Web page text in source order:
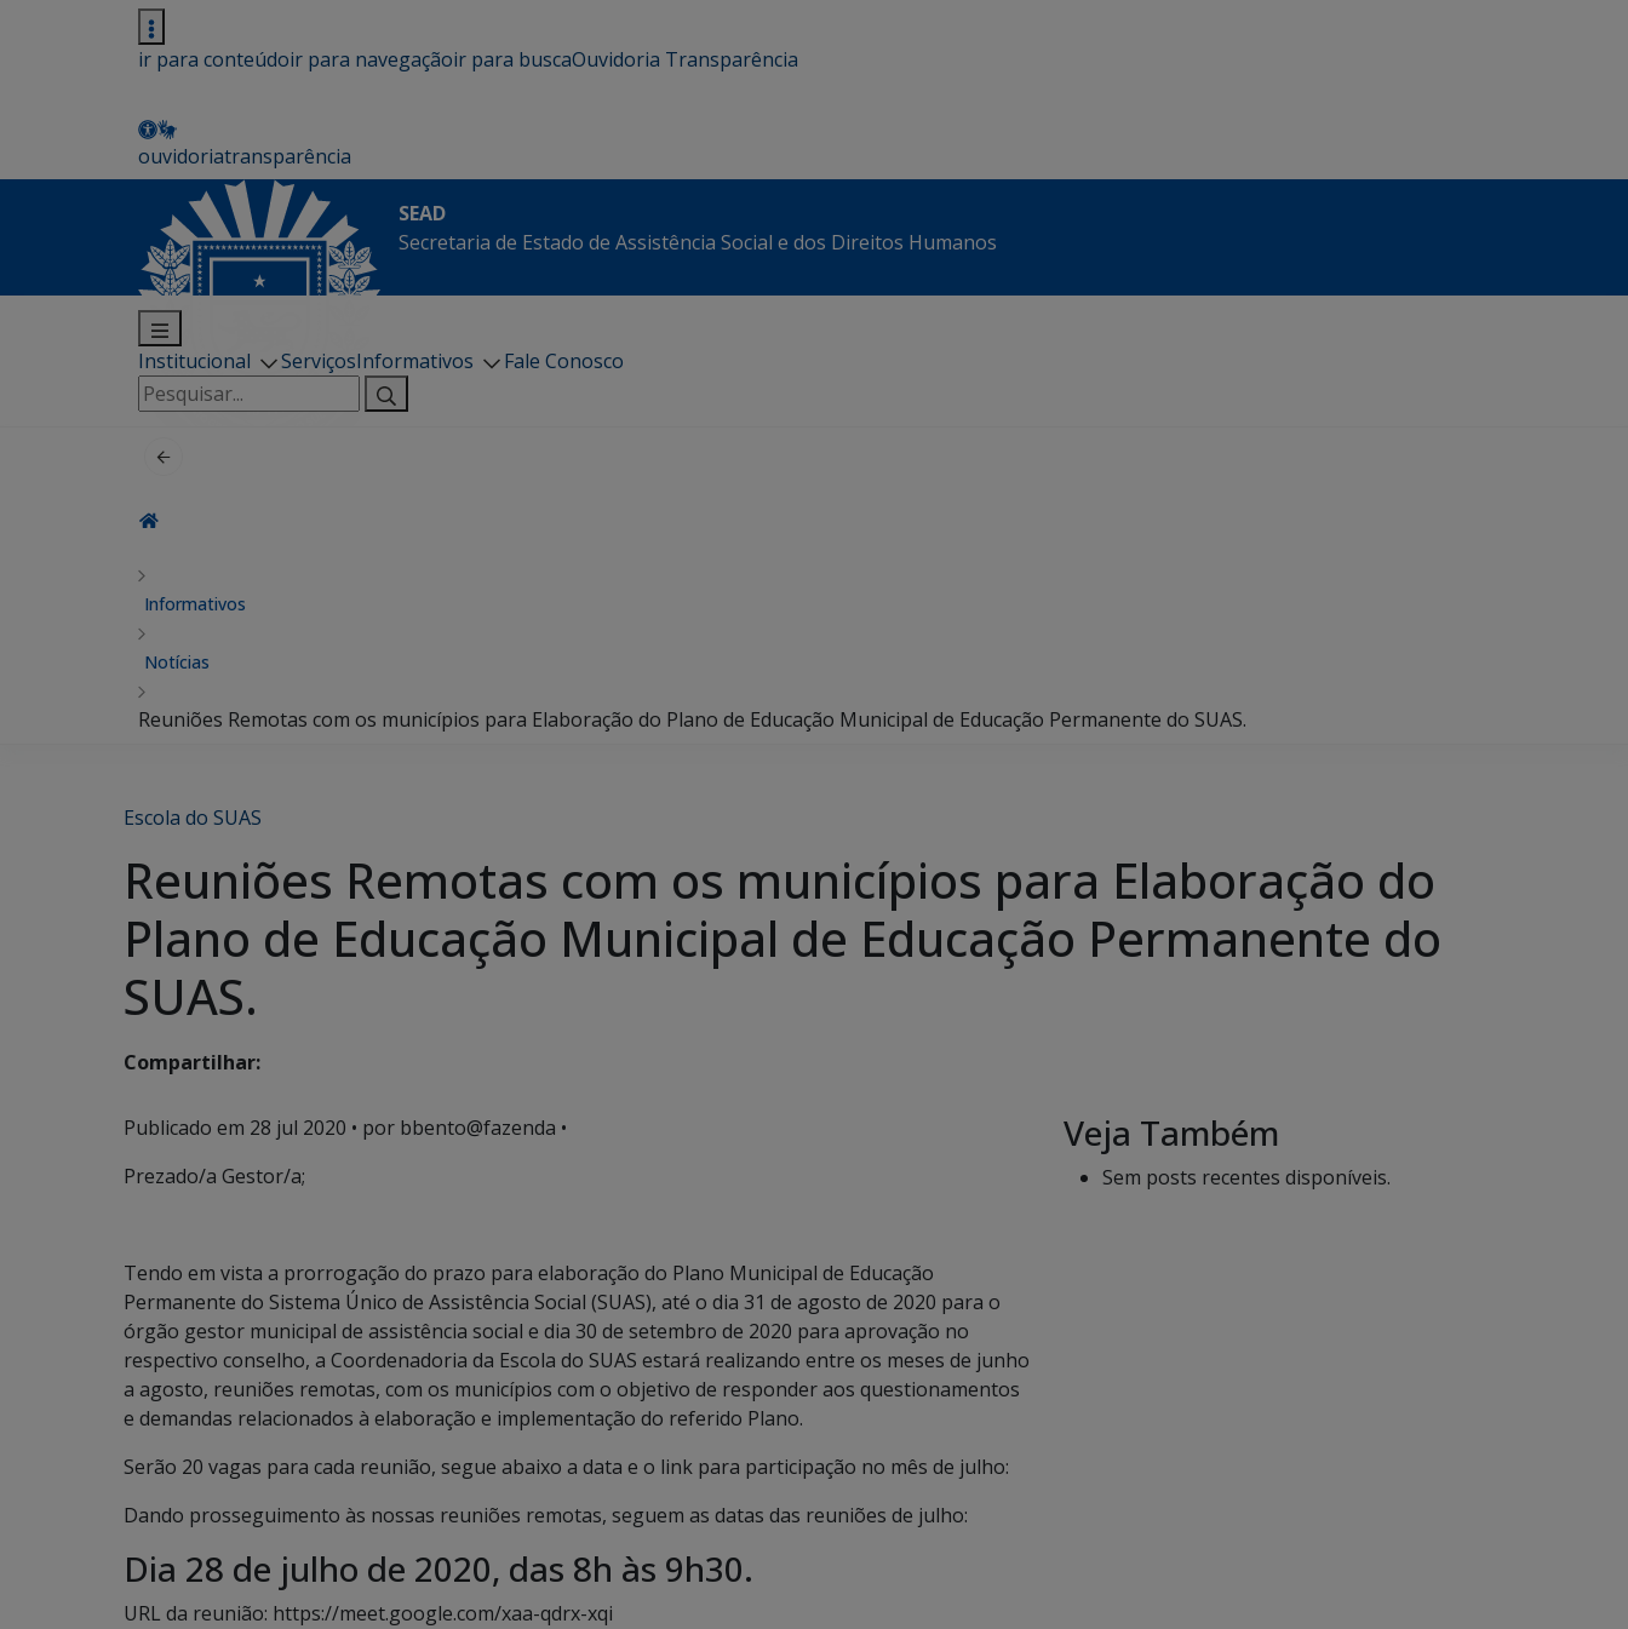
ir para conteúdoir para navegaçãoir para buscaOuvidoria Transparência
ouvidoriatransparência
SEAD
Secretaria de Estado de Assistência Social e dos Direitos Humanos
Institucional ServiçosInformativos
Fale Conosco
Pesquisar
por:
Informativos
Notícias
Reuniões Remotas com os municípios para Elaboração do Plano de Educação Municipal de Educação Permanente do SUAS.
Escola do SUAS
Reuniões Remotas com os municípios para Elaboração do
Plano de Educação Municipal de Educação Permanente do
SUAS.
Compartilhar:
Publicado em 28 jul 2020 • por bbento@fazenda •
Prezado/a Gestor/a;
Tendo em vista a prorrogação do prazo para elaboração do Plano Municipal de Educação
Permanente do Sistema Único de Assistência Social (SUAS), até o dia 31 de agosto de 2020 para o
órgão gestor municipal de assistência social e dia 30 de setembro de 2020 para aprovação no
respectivo conselho, a Coordenadoria da Escola do SUAS estará realizando entre os meses de junho
a agosto, reuniões remotas, com os municípios com o objetivo de responder aos questionamentos
e demandas relacionados à elaboração e implementação do referido Plano.
Serão 20 vagas para cada reunião, segue abaixo a data e o link para participação no mês de julho:
Dando prosseguimento às nossas reuniões remotas, seguem as datas das reuniões de julho:
Dia 28 de julho de 2020, das 8h às 9h30.
URL da reunião: https://meet.google.com/xaa-qdrx-xqi
Veja Também
Sem posts recentes disponíveis.